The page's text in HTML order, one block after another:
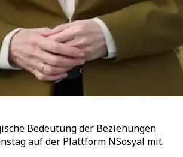
Bedeutung der Beziehungen
auf der Plattform NSosyal mit.